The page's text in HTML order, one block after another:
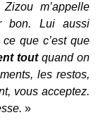
Zizou m’appelle
bon. Lui aussi
que c’est que
toutquand on
les restos,
vous acceptez.
»